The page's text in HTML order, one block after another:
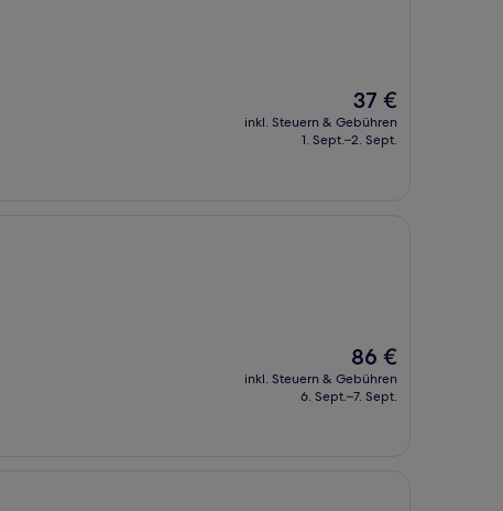
Der
Preis
beträgt
37 €
inkl. Steuern & Gebühren
1. Sept.–2. Sept.
Der
Preis
beträgt
86 €
inkl. Steuern & Gebühren
6. Sept.–7. Sept.